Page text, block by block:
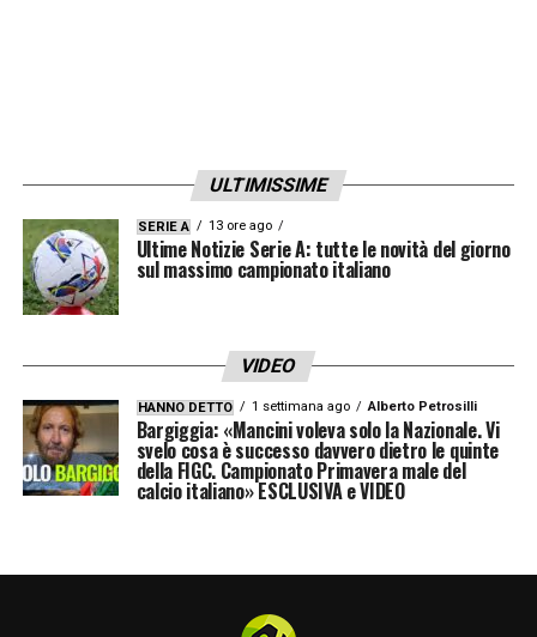
ULTIMISSIME
SERIE A 13 ore ago
Ultime Notizie Serie A: tutte le novità del giorno
sul massimo campionato italiano
VIDEO
HANNO DETTO 1 settimana ago Alberto Petrosilli
Bargiggia: «Mancini voleva solo la Nazionale. Vi
svelo cosa è successo davvero dietro le quinte
della FIGC. Campionato Primavera male del
calcio italiano» ESCLUSIVA e VIDEO